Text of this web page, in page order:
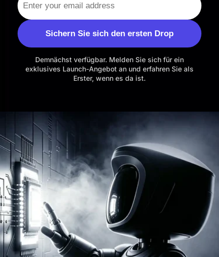
Sichern Sie sich den ersten Drop
Demnächst verfügbar. Melden Sie sich für ein
exklusives Launch-Angebot an und erfahren Sie als
Erster, wenn es da ist.